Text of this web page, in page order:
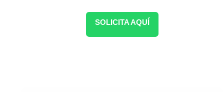
SOLICITA AQUÍ